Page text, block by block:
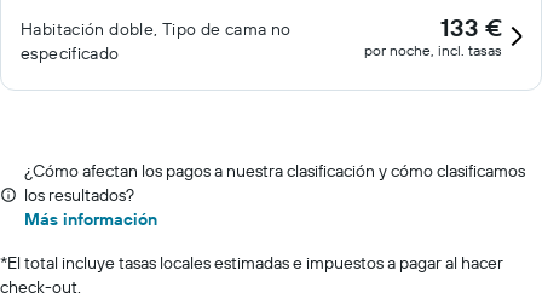
Habitación doble, Tipo de cama no
especificado
133 €
por noche, incl. tasas
¿Cómo afectan los pagos a nuestra clasificación y cómo clasificamos
los resultados?
Más información
*El total incluye tasas locales estimadas e impuestos a pagar al hacer
check-out.